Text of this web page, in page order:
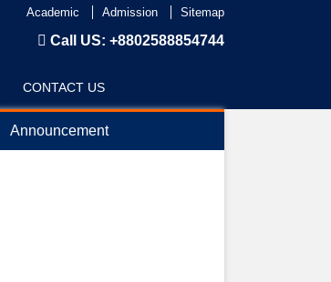
Academic Admission Sitemap
Call US: +8802588854744
CONTACT US
Announcement